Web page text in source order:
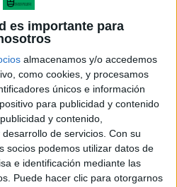
es importante para
almacenamos y/o accedemos
como cookies, y procesamos
únicos e información
para publicidad y contenido
y contenido,
de servicios. Con su
socios podemos utilizar datos de
e identificación mediante las
Puede hacer clic para otorgarnos
dímelo con